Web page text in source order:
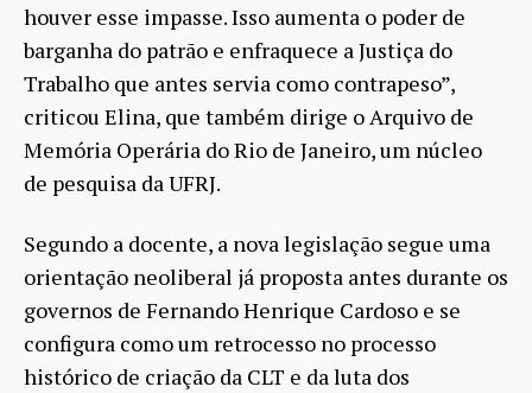
houver esse impasse. Isso aumenta o poder de
barganha do patrão e enfraquece a Justiça do
Trabalho que antes servia como contrapeso”,
criticou Elina, que também dirige o Arquivo de
Memória Operária do Rio de Janeiro, um núcleo
de pesquisa da UFRJ.
Segundo a docente, a nova legislação segue uma
orientação neoliberal já proposta antes durante os
governos de Fernando Henrique Cardoso e se
configura como um retrocesso no processo
histórico de criação da CLT e da luta dos